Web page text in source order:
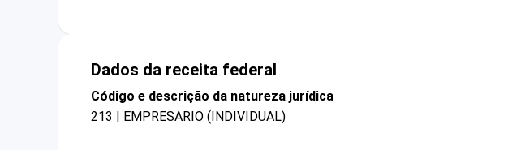
Dados da receita federal
Código e descrição da natureza jurídica
213 | EMPRESARIO (INDIVIDUAL)